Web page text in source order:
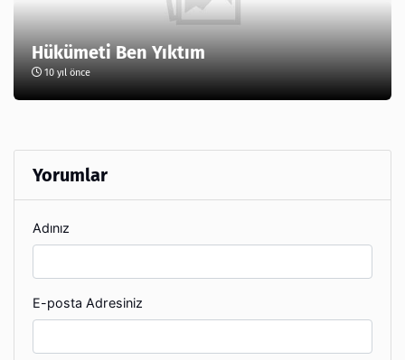
Hükümeti Ben Yıktım
10 yıl önce
Yorumlar
Adınız
E-posta Adresiniz